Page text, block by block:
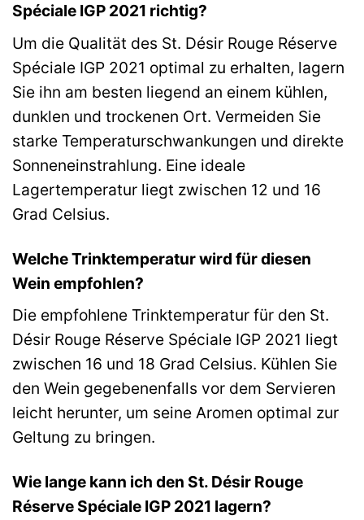
Spéciale IGP 2021 richtig?
Um die Qualität des St. Désir Rouge Réserve
Spéciale IGP 2021 optimal zu erhalten, lagern
Sie ihn am besten liegend an einem kühlen,
dunklen und trockenen Ort. Vermeiden Sie
starke Temperaturschwankungen und direkte
Sonneneinstrahlung. Eine ideale
Lagertemperatur liegt zwischen 12 und 16
Grad Celsius.
Welche Trinktemperatur wird für diesen
Wein empfohlen?
Die empfohlene Trinktemperatur für den St.
Désir Rouge Réserve Spéciale IGP 2021 liegt
zwischen 16 und 18 Grad Celsius. Kühlen Sie
den Wein gegebenenfalls vor dem Servieren
leicht herunter, um seine Aromen optimal zur
Geltung zu bringen.
Wie lange kann ich den St. Désir Rouge
Réserve Spéciale IGP 2021 lagern?